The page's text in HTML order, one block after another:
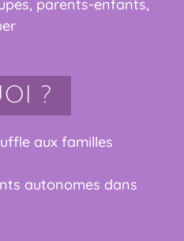
parents-enfants,
?
aux familles
autonomes dans